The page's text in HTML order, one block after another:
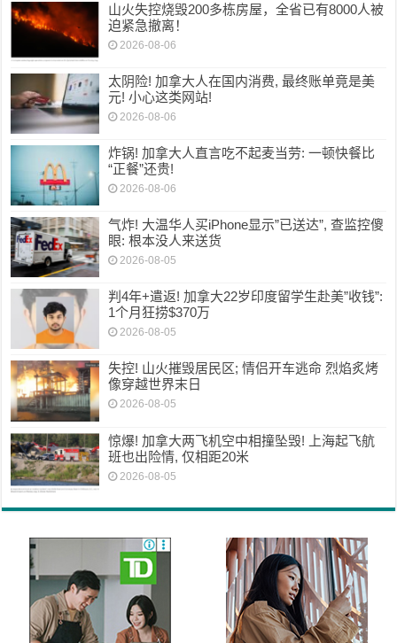
山火失控烧毁200多栋房屋，全省已有8000人被
迫紧急撤离！
2026-08-06
太阴险! 加拿大人在国内消费, 最终账单竟是美
元! 小心这类网站!
2026-08-06
炸锅! 加拿大人直言吃不起麦当劳: 一顿快餐比
“正餐”还贵!
2026-08-06
气炸! 大温华人买iPhone显示”已送达”, 查监控傻
眼: 根本没人来送货
2026-08-05
判4年+遣返! 加拿大22岁印度留学生赴美”收钱”:
1个月狂捞$370万
2026-08-05
失控! 山火摧毁居民区; 情侣开车逃命 烈焰炙烤
像穿越世界末日
2026-08-05
惊爆! 加拿大两飞机空中相撞坠毁! 上海起飞航
班也出险情, 仅相距20米
2026-08-05